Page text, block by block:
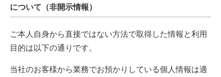
について（非開示情報）
ご本人自身から直接ではない方法で取得した情報と利用
目的は以下の通りです。
当社のお客様から業務でお預かりしている個人情報は適